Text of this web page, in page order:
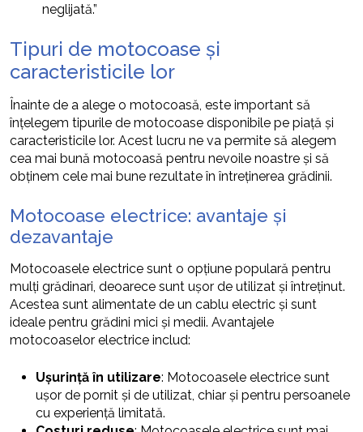
neglijată.”
Tipuri de motocoase și
caracteristicile lor
Înainte de a alege o motocoasă, este important să
înțelegem tipurile de motocoase disponibile pe piață și
caracteristicile lor. Acest lucru ne va permite să alegem
cea mai bună motocoasă pentru nevoile noastre și să
obținem cele mai bune rezultate în întreținerea grădinii.
Motocoase electrice: avantaje și
dezavantaje
Motocoasele electrice sunt o opțiune populară pentru
mulți grădinari, deoarece sunt ușor de utilizat și întreținut.
Acestea sunt alimentate de un cablu electric și sunt
ideale pentru grădini mici și medii. Avantajele
motocoaselor electrice includ:
Ușurință în utilizare: Motocoasele electrice sunt
ușor de pornit și de utilizat, chiar și pentru persoanele
cu experiență limitată.